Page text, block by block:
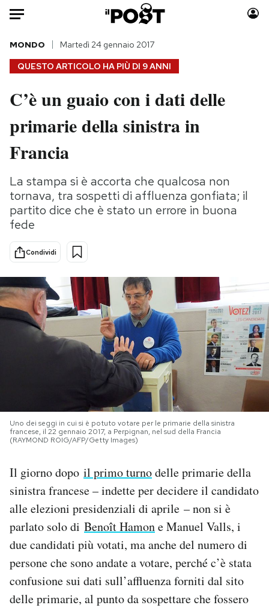
Auto
HOME
Italia
Politica
Tecnologia
Scienza
Cultura
Sport
Moda
Consumismi
Media
PODCAST
NEWSLETTER
SHOP
AREA PERSONALE
Area Personale
Newsletter
Notifiche mobile
Regala il Post
Hai bisogno di aiuto?
Esci
QUESTO ARTICOLO HA PIÙ DI 9 ANNI
MONDO Martedì 24 gennaio 2017
C’è un guaio con i dati delle
primarie della sinistra in
Francia
La stampa si è accorta che qualcosa non
tornava, tra sospetti di affluenza gonfiata; il
partito dice che è stato un errore in buona
fede
Condividi
Uno dei seggi in cui si è potuto votare per le primarie della sinistra
francese, il 22 gennaio 2017, a Perpignan, nel sud della Francia
(RAYMOND ROIG/AFP/Getty Images)
Il giorno dopo il primo turnodelle primarie della
sinistra francese – indette per decidere il candidato
alle elezioni presidenziali di aprile – non si è
parlato solo di Benoît Hamone Manuel Valls, i
due candidati più votati, ma anche del numero di
persone che sono andate a votare, perché c’è stata
confusione sui dati sull’affluenza forniti dal sito
delle primarie, al punto da sospettare che fossero